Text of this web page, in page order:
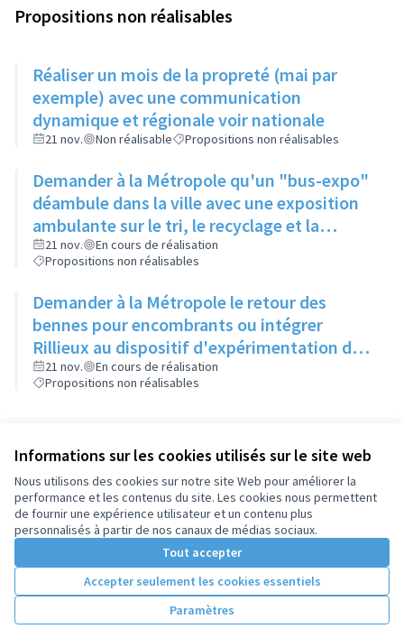
Informations sur les cookies utilisés sur le site web
Nous utilisons des cookies sur notre site Web pour améliorer la
performance et les contenus du site. Les cookies nous permettent
de fournir une expérience utilisateur et un contenu plus
personnalisés à partir de nos canaux de médias sociaux.
Tout accepter
Accepter seulement les cookies essentiels
Paramètres
Propositions non réalisables
Réaliser un mois de la propreté (mai par
exemple) avec une communication
dynamique et régionale voir nationale
21 nov. Non réalisable Propositions non réalisables
Demander à la Métropole qu'un "bus-expo"
déambule dans la ville avec une exposition
ambulante sur le tri, le recyclage et la
dégradation des détritus
21 nov.
En cours de réalisation
Propositions non réalisables
Demander à la Métropole le retour des
bennes pour encombrants ou intégrer
Rillieux au dispositif d'expérimentation des
déchetteries mobiles
21 nov.
En cours de réalisation
Propositions non réalisables